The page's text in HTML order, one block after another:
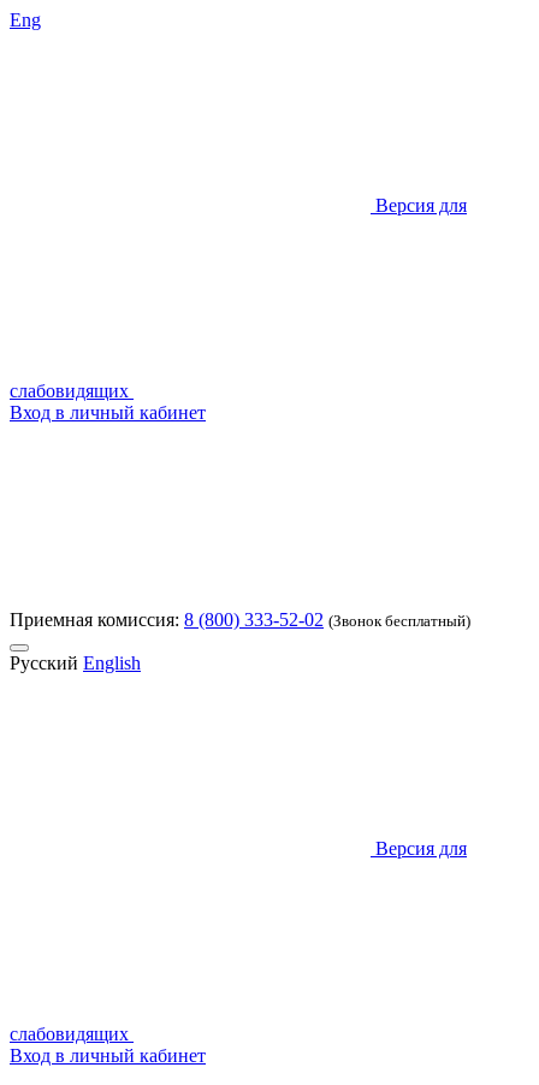
Eng
Версия для
слабовидящих
Вход в личный кабинет
Приемная комиссия: 8 (800) 333-52-02 (Звонок бесплатный)
Русский English
Версия для
слабовидящих
Вход в личный кабинет